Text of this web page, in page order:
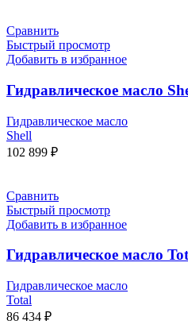
Сравнить
Быстрый просмотр
Добавить в избранное
Гидравлическое масло
Гидравлическое масло
Shell
102 899 ₽
Сравнить
Быстрый просмотр
Добавить в избранное
Гидравлическое масло
Гидравлическое масло
Total
86 434 ₽